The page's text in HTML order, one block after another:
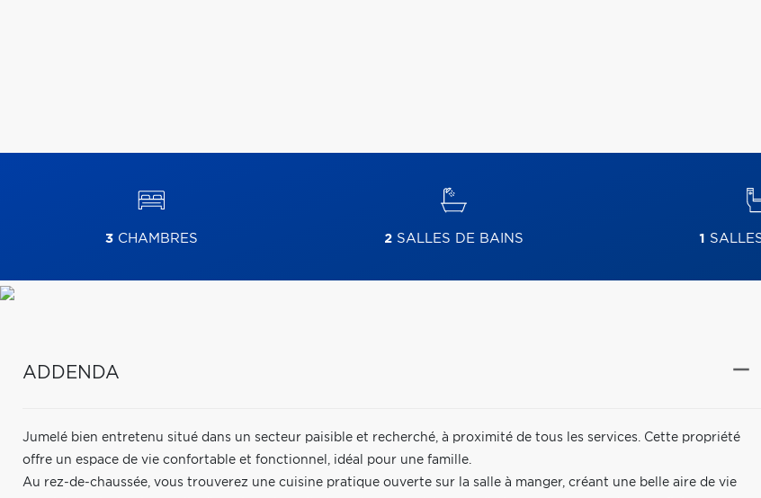
3CHAMBRES 2SALLES DE BAINS 1
ADDENDA
Jumelé bien entretenu situé dans un secteur paisible et recherché, à proximité de tous les services. Cette propriété
offre un espace de vie confortable et fonctionnel, idéal pour une famille.
Au rez-de-chaussée, vous trouverez une cuisine pratique ouverte sur la salle à manger, créant une belle aire de vie